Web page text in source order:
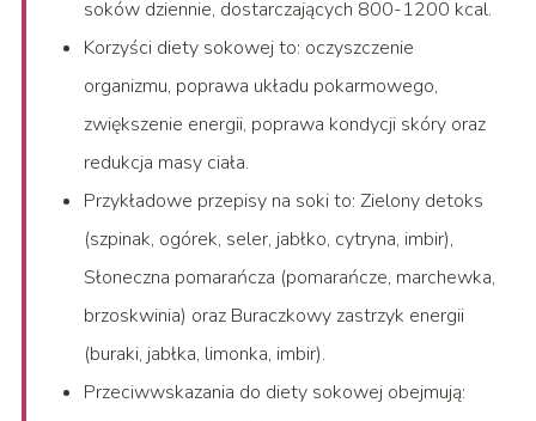
soków dziennie, dostarczających 800-1200 kcal.
Korzyści diety sokowej to: oczyszczenie
organizmu, poprawa układu pokarmowego,
zwiększenie energii, poprawa kondycji skóry oraz
redukcja masy ciała.
Przykładowe przepisy na soki to: Zielony detoks
(szpinak, ogórek, seler, jabłko, cytryna, imbir),
Słoneczna pomarańcza (pomarańcze, marchewka,
brzoskwinia) oraz Buraczkowy zastrzyk energii
(buraki, jabłka, limonka, imbir).
Przeciwwskazania do diety sokowej obejmują: